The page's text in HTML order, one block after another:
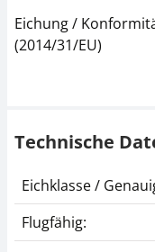
Eichung /
(2014/31/EU)
Technische
Eichklasse /
Flugfähig: